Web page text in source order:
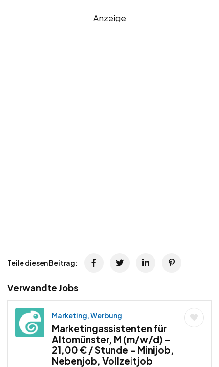
Anzeige
Teile diesen Beitrag:
Verwandte Jobs
Marketing, Werbung
Marketingassistenten für
Altomünster, M (m/w/d) –
21,00 € / Stunde – Minijob,
Nebenjob, Vollzeitjob